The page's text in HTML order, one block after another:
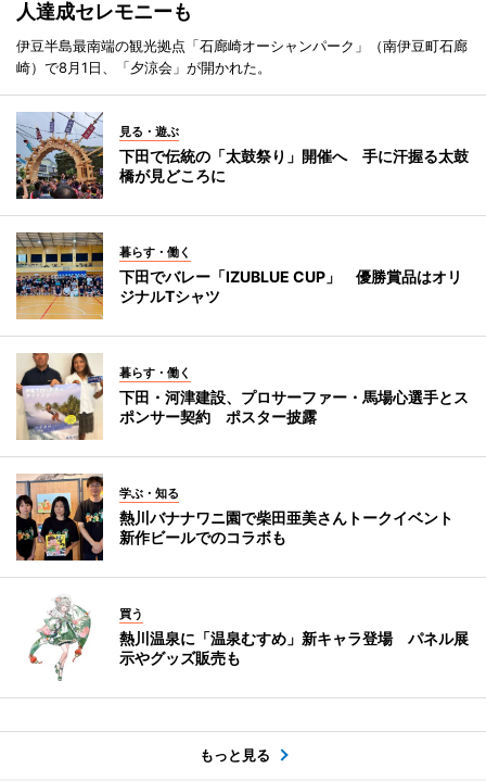
人達成セレモニーも
伊豆半島最南端の観光拠点「石廊崎オーシャンパーク」（南伊豆町石廊
崎）で8月1日、「夕涼会」が開かれた。
見る・遊ぶ
下田で伝統の「太鼓祭り」開催へ 手に汗握る太鼓
橋が見どころに
暮らす・働く
下田でバレー「IZUBLUE CUP」 優勝賞品はオリ
ジナルTシャツ
暮らす・働く
下田・河津建設、プロサーファー・馬場心選手とス
ポンサー契約 ポスター披露
学ぶ・知る
熱川バナナワニ園で柴田亜美さんトークイベント
新作ビールでのコラボも
買う
熱川温泉に「温泉むすめ」新キャラ登場 パネル展
示やグッズ販売も
もっと見る